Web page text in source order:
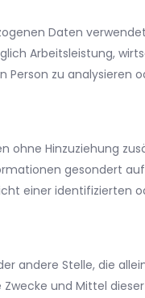
Daten
Arbeitsleistung,
Person zu analysieren
ohne Hinzuziehung
gesondert
einer identifizierten
andere Stelle, die
und Mittel